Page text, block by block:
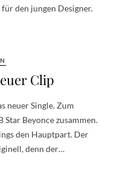
den jungen Designer.
Clip
neuer Single. Zum
Beyonce zusammen.
den Hauptpart. Der
denn der…